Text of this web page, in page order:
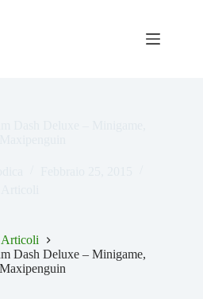
Articoli
Dash Deluxe – Minigame,